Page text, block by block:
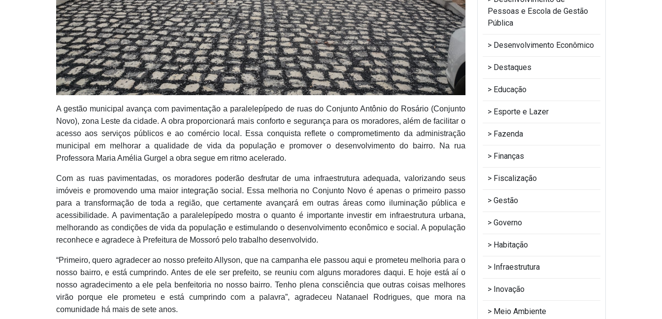
A gestão municipal avança com pavimentação a paralelepípedo de ruas do Conjunto Antônio do Rosário (Conjunto
Novo), zona Leste da cidade. A obra proporcionará mais conforto e segurança para os moradores, além de facilitar o
acesso aos serviços públicos e ao comércio local. Essa conquista reflete o comprometimento da administração
municipal em melhorar a qualidade de vida da população e promover o desenvolvimento do bairro. Na rua
Professora Maria Amélia Gurgel a obra segue em ritmo acelerado.
Com as ruas pavimentadas, os moradores poderão desfrutar de uma infraestrutura adequada, valorizando seus
imóveis e promovendo uma maior integração social. Essa melhoria no Conjunto Novo é apenas o primeiro passo
para a transformação de toda a região, que certamente avançará em outras áreas como iluminação pública e
acessibilidade. A pavimentação a paralelepípedo mostra o quanto é importante investir em infraestrutura urbana,
melhorando as condições de vida da população e estimulando o desenvolvimento econômico e social. A população
reconhece e agradece à Prefeitura de Mossoró pelo trabalho desenvolvido.
“Primeiro, quero agradecer ao nosso prefeito Allyson, que na campanha ele passou aqui e prometeu melhoria para o
nosso bairro, e está cumprindo. Antes de ele ser prefeito, se reuniu com alguns moradores daqui. E hoje está aí o
nosso agradecimento a ele pela benfeitoria no nosso bairro. Tenho plena consciência que outras coisas melhores
virão porque ele prometeu e está cumprindo com a palavra”, agradeceu Natanael Rodrigues, que mora na
comunidade há mais de sete anos.
Pessoas e Escola de Gestão
Pública
Desenvolvimento Econômico
Destaques
Educação
Esporte e Lazer
Fazenda
Finanças
Fiscalização
Gestão
Governo
Habitação
Infraestrutura
Inovação
Meio Ambiente